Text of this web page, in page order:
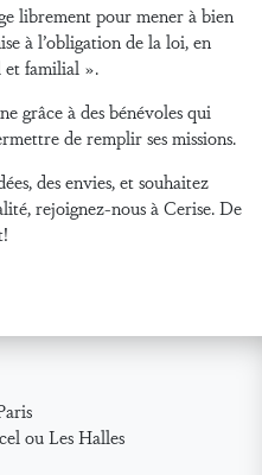
librement pour mener à bien
à l’obligation de la loi, en
et familial ».
grâce à des bénévoles qui
de remplir ses missions.
des envies, et souhaitez
rejoignez-nous à Cerise. De
ou Les Halles